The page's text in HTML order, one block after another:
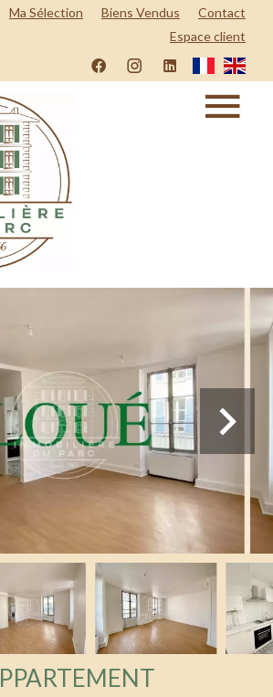
Ma Sélection Biens Vendus
Contact
Espace client